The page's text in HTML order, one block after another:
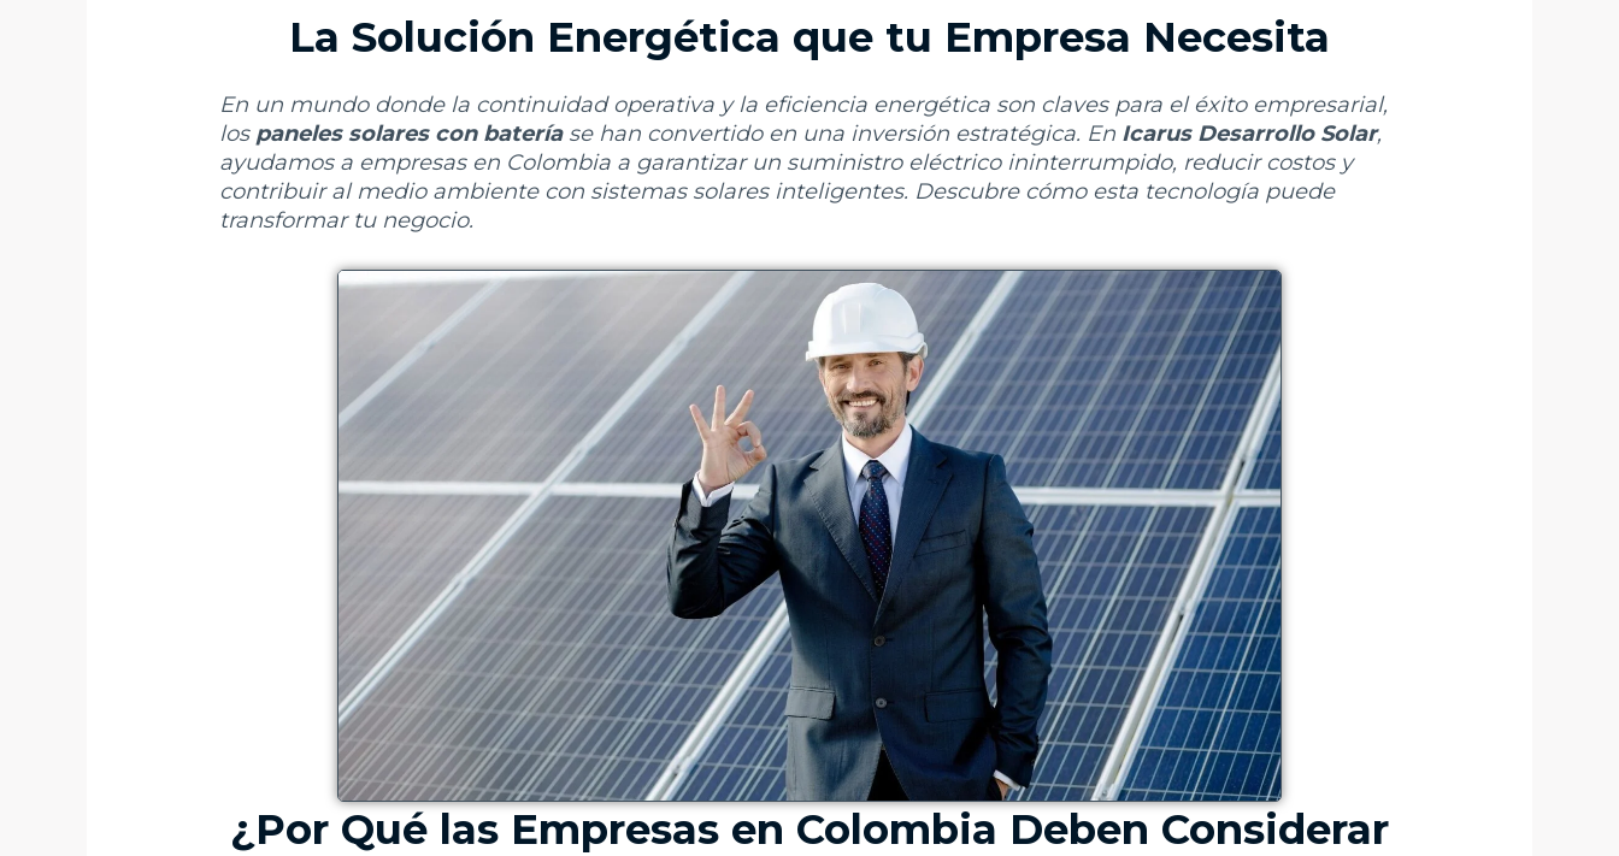
La Solución Energética que tu Empresa Necesita
En un mundo donde la continuidad operativa y la eficiencia energética son claves para el éxito empresarial,
los paneles solares con bateríase han convertido en una inversión estratégica. En Icarus Desarrollo Solar,
ayudamos a empresas en Colombia a garantizar un suministro eléctrico ininterrumpido, reducir costos y
contribuir al medio ambiente con sistemas solares inteligentes. Descubre cómo esta tecnología puede
transformar tu negocio.
¿Por Qué las Empresas en Colombia Deben Considerar